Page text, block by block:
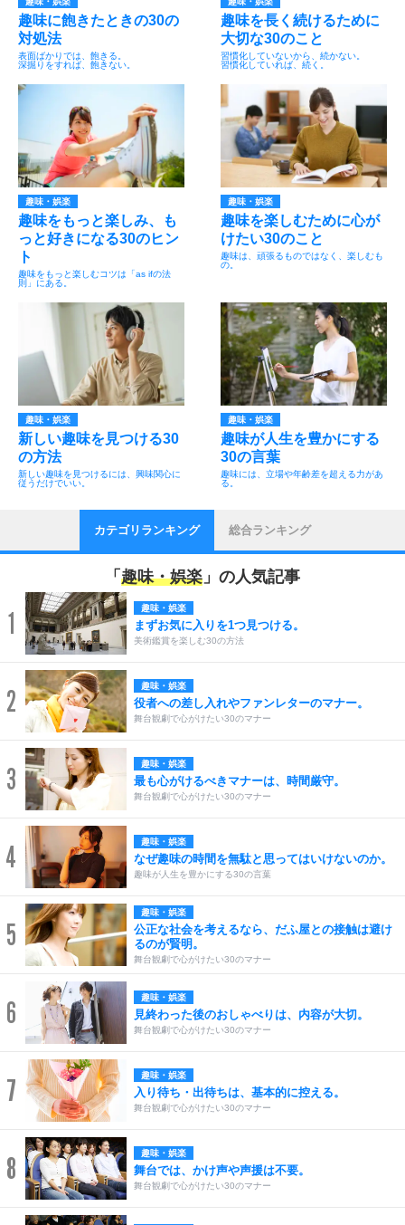
趣味に飽きたときの30の
対処法
表面ばかりでは、飽きる。
深掘りをすれば、飽きない。
趣味を長く続けるために
大切な30のこと
習慣化していないから、続かない。
習慣化していれば、続く。
趣味・娯楽
趣味をもっと楽しみ、も
っと好きになる30のヒン
ト
趣味をもっと楽しむコツは「as ifの法
則」にある。
趣味・娯楽
趣味を楽しむために心が
けたい30のこと
趣味は、頑張るものではなく、楽しむも
の。
趣味・娯楽
新しい趣味を見つける30
の方法
新しい趣味を見つけるには、興味関心に
従うだけでいい。
趣味・娯楽
趣味が人生を豊かにする
30の言葉
趣味には、立場や年齢差を超える力があ
る。
カテゴリランキング 総合ランキング
「 趣味・娯楽 」の人気記事
1 趣味・娯楽
まずお気に入りを1つ見つける。
美術鑑賞を楽しむ30の方法
2 趣味・娯楽
役者への差し入れやファンレターのマナー。
舞台観劇で心がけたい30のマナー
3 趣味・娯楽
最も心がけるべきマナーは、時間厳守。
舞台観劇で心がけたい30のマナー
4 趣味・娯楽
なぜ趣味の時間を無駄と思ってはいけないのか。
趣味が人生を豊かにする30の言葉
5
趣味・娯楽
公正な社会を考えるなら、だふ屋との接触は避け
るのが賢明。
舞台観劇で心がけたい30のマナー
6 趣味・娯楽
見終わった後のおしゃべりは、内容が大切。
舞台観劇で心がけたい30のマナー
7 趣味・娯楽
入り待ち・出待ちは、基本的に控える。
舞台観劇で心がけたい30のマナー
8 趣味・娯楽
舞台では、かけ声や声援は不要。
舞台観劇で心がけたい30のマナー